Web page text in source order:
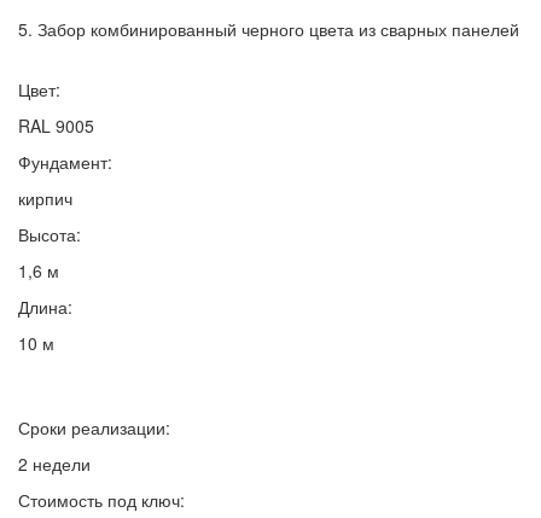
5. Забор комбинированный черного цвета из сварных панелей
Цвет:
RAL 9005
Фундамент:
кирпич
Высота:
1,6 м
Длина:
10 м
Сроки реализации:
2 недели
Стоимость под ключ: